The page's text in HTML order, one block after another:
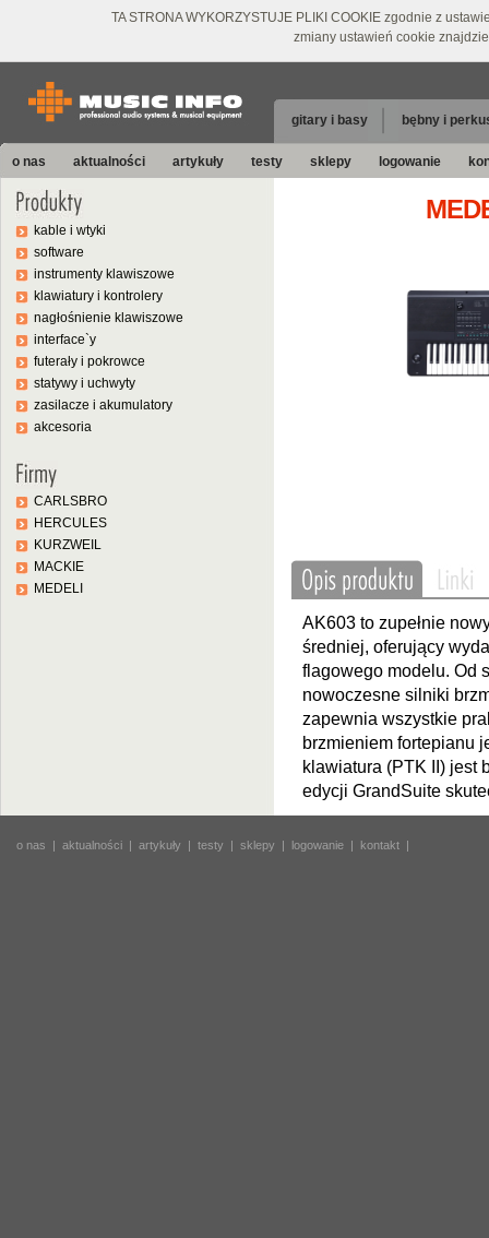
gitary i basy bębny i
o nas aktualności artykuły testy sklepy logowanie
kable i wtyki
software
instrumenty klawiszowe
klawiatury i kontrolery
nagłośnienie klawiszowe
interface`y
futerały i pokrowce
statywy i uchwyty
zasilacze i akumulatory
akcesoria
CARLSBRO
HERCULES
KURZWEIL
MACKIE
MEDELI
AK603 to zupełnie
średniej, oferujący
flagowego modelu. Od
nowoczesne silniki
zapewnia wszystkie
brzmieniem fortepianu
klawiatura (PTK II) jest
edycji GrandSuite
o nas | aktualności | artykuły | testy | sklepy | logowanie | kontakt |
TA STRONA WYKORZYSTUJE PLIKI COOKIE zgodnie z
zmiany ustawień cookie